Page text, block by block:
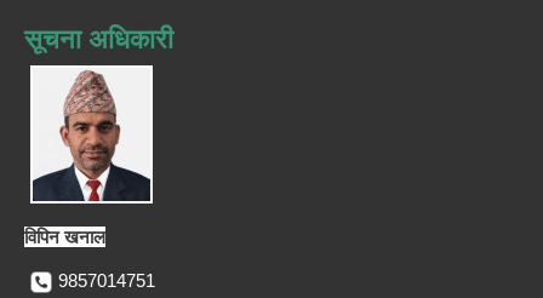
सूचना अधिकारी
विपिन खनाल
9857014751